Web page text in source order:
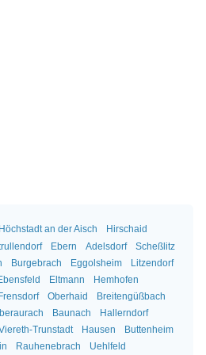
Höchstadt an der Aisch
Hirschaid
Ebern Adelsdorf
Scheßlitz
Burgebrach Eggolsheim
Litzendorf
Eltmann
Hemhofen
Oberhaid
Breitengüßbach
Baunach
Hallerndorf
Trunstadt Hausen
Buttenheim
Rauhenebrach Uehlfeld